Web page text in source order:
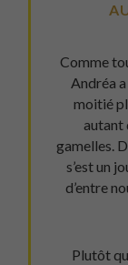
Comme
Andréa
moitié
autant
gamelles.
s’est un
d’entre
Plutôt